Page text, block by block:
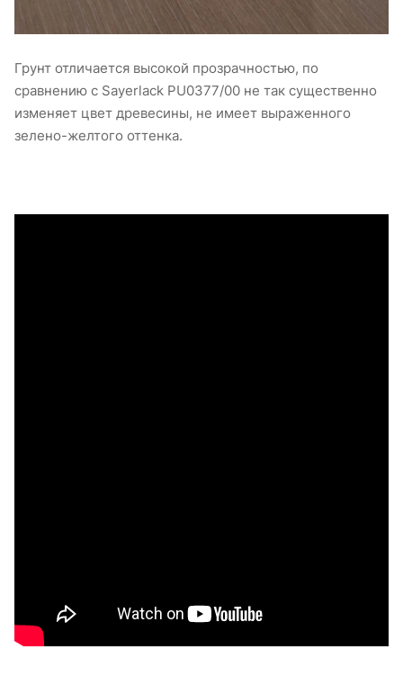
Грунт отличается высокой прозрачностью, по
сравнению с Sayerlack PU0377/00 не так существенно
изменяет цвет древесины, не имеет выраженного
зелено-желтого оттенка.